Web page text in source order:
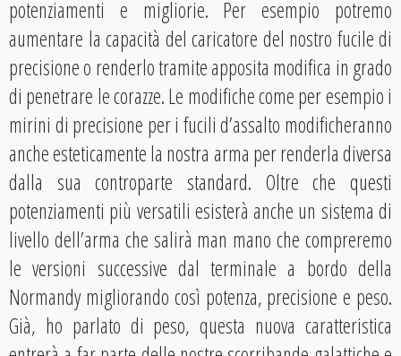
potenziamenti e migliorie. Per esempio potremo
aumentare la capacità del caricatore del nostro fucile di
precisione o renderlo tramite apposita modifica in grado
di penetrare le corazze. Le modifiche come per esempio i
mirini di precisione per i fucili d’assalto modificheranno
anche esteticamente la nostra arma per renderla diversa
dalla sua controparte standard. Oltre che questi
potenziamenti più versatili esisterà anche un sistema di
livello dell’arma che salirà man mano che compreremo
le versioni successive dal terminale a bordo della
Normandy migliorando così potenza, precisione e peso.
Già, ho parlato di peso, questa nuova caratteristica